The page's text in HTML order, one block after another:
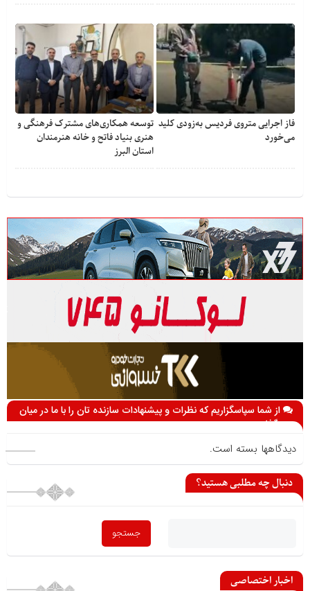
فاز اجرایی متروی فردیس به‌زودی کلید
می‌خورد
توسعه همکاری‌های مشترک فرهنگی و
هنری بنیاد فاتح و خانه هنرمندان
استان البرز
از شما سپاسگزاریم که نظرات و پیشنهادات سازنده تان را با ما در میان
می گذارید
دیدگاهها بسته است.
دنبال چه مطلبی هستید؟
اخبار اختصاصی